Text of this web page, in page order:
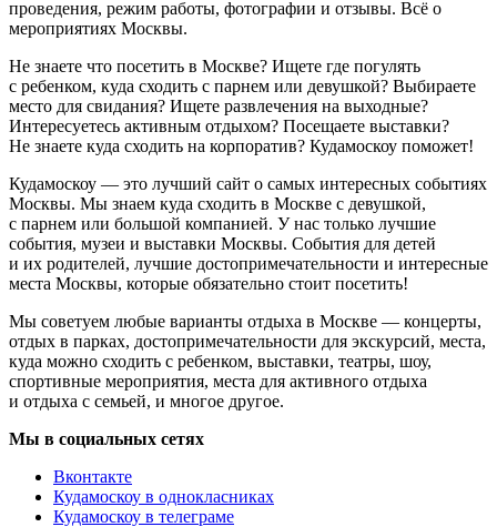
проведения, режим работы, фотографии и отзывы. Всё о
мероприятиях Москвы.
Не знаете что посетить в Москве? Ищете где погулять
с ребенком, куда сходить с парнем или девушкой? Выбираете
место для свидания? Ищете развлечения на выходные?
Интересуетесь активным отдыхом? Посещаете выставки?
Не знаете куда сходить на корпоратив? Кудамоскоу поможет!
Кудамоскоу — это лучший сайт о самых интересных событиях
Москвы. Мы знаем куда сходить в Москве с девушкой,
с парнем или большой компанией. У нас только лучшие
события, музеи и выставки Москвы. События для детей
и их родителей, лучшие достопримечательности и интересные
места Москвы, которые обязательно стоит посетить!
Мы советуем любые варианты отдыха в Москве — концерты,
отдых в парках, достопримечательности для экскурсий, места,
куда можно сходить с ребенком, выставки, театры, шоу,
спортивные мероприятия, места для активного отдыха
и отдыха с семьей, и многое другое.
Мы в социальных сетях
Вконтакте
Кудамоскоу в однокласниках
Кудамоскоу в телеграме